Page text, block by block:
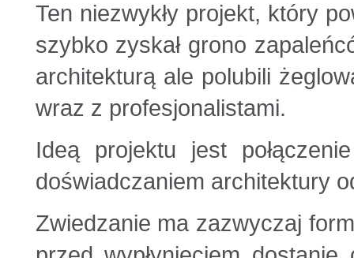
Ten niezwykły projekt, który
szybko zyskał grono
architekturą ale polubili
wraz z profesjonalistami.
Ideą projektu jest
doświadczaniem architektury
Zwiedzanie ma zazwyczaj